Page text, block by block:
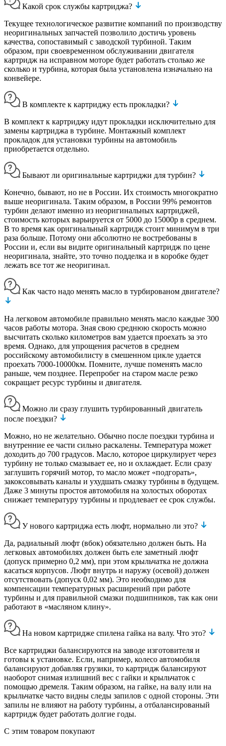
Какой срок службы картриджа?
Текущее технологическое развитие компаний по производству
неоригинальных запчастей позволило достичь уровень
качества, сопоставимый с заводской турбиной. Таким
образом, при своевременном обслуживании двигателя
картридж на исправном моторе будет работать столько же
сколько и турбина, которая была установлена изначально на
конвейере.
В комплекте к картриджу есть прокладки?
В комплект к картриджу идут прокладки исключительно для
замены картриджа в турбине. Монтажный комплект
прокладок для установки турбины на автомобиль
приобретается отдельно.
Бывают ли оригинальные картриджи для турбин?
Конечно, бывают, но не в России. Их стоимость многократно
выше неоригинала. Таким образом, в России 99% ремонтов
турбин делают именно из неоригинальных картриджей,
стоимость которых варьируется от 5000 до 15000р в среднем.
В то время как оригинальный картридж стоит минимум в три
раза больше. Потому они абсолютно не востребованы в
России и, если вы видите оригинальный картридж по цене
неоригинала, знайте, это точно подделка и в коробке будет
лежать все тот же неоригинал.
Как часто надо менять масло в турбированом двигателе?
На легковом автомобиле правильно менять масло каждые 300
часов работы мотора. Зная свою среднюю скорость можно
высчитать сколько километров вам удается проехать за это
время. Однако, для упрощения расчетов в среднем
российскому автомобилисту в смешенном цикле удается
проехать 7000-10000км. Помните, лучше поменять масло
раньше, чем позднее. Перепробег на старом масле резко
сокращает ресурс турбины и двигателя.
Можно ли сразу глушить турбированный двигатель
после поездки?
Можно, но не желательно. Обычно после поездки турбина и
внутренние ее части сильно раскалены. Температура может
доходить до 700 градусов. Масло, которое циркулирует через
турбину не только смазывает ее, но и охлаждает. Если сразу
заглушить горячий мотор, то масло может «подгорать»,
закоксовывать каналы и ухудшать смазку турбины в будущем.
Даже 3 минуты простоя автомобиля на холостых оборотах
снижает температуру турбины и продлевает ее срок службы.
У нового картриджа есть люфт, нормально ли это?
Да, радиальный люфт (вбок) обязательно должен быть. На
легковых автомобилях должен быть еле заметный люфт
(допуск примерно 0,2 мм), при этом крыльчатка не должна
касаться корпусов. Люфт внутрь и наружу (осевой) должен
отсутствовать (допуск 0,02 мм). Это необходимо для
компенсации температурных расширений при работе
турбины и для правильной смазки подшипников, так как они
работают в «масляном клину».
На новом картридже спилена гайка на валу. Что это?
Все картриджи балансируются на заводе изготовителя и
готовы к установке. Если, например, колесо автомобиля
балансируют добавляя грузики, то картридж балансируют
наоборот снимая излишний вес с гайки и крыльчаток с
помощью дремеля. Таким образом, на гайке, на валу или на
крыльчатке часто видны следы запилов с одной стороны. Эти
запилы не влияют на работу турбины, а отбалансированый
картридж будет работать долгие годы.
С этим товаром покупают